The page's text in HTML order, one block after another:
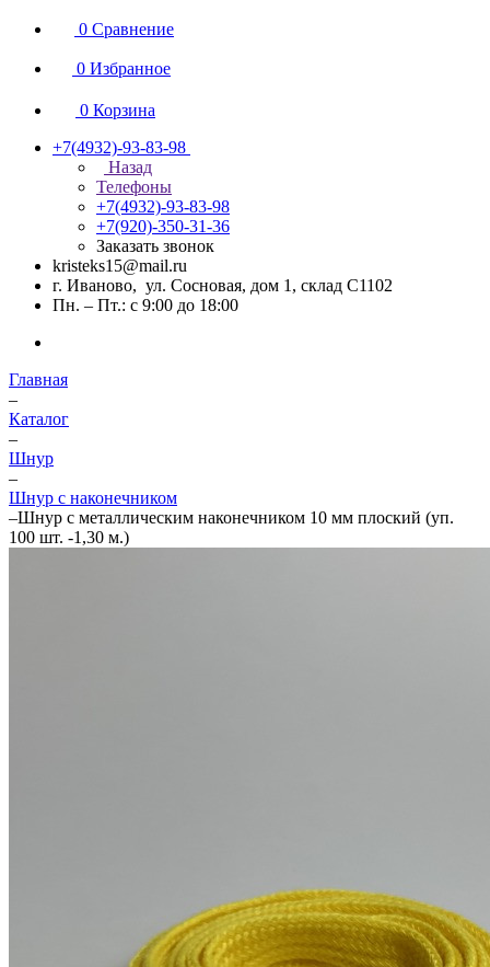
0 Сравнение
0 Избранное
0 Корзина
+7(4932)-93-83-98
Назад
Телефоны
+7(4932)-93-83-98
+7(920)-350-31-36
Заказать звонок
kristeks15@mail.ru
г. Иваново, ул. Сосновая, дом 1, склад С1102
Пн. – Пт.: с 9:00 до 18:00
Главная
–
Каталог
–
Шнур
–
Шнур с наконечником
–Шнур с металлическим наконечником 10 мм плоский (уп.
100 шт. -1,30 м.)